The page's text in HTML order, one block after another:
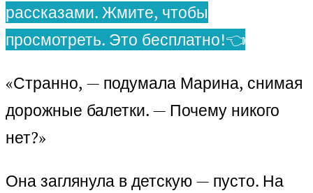
рассказами. Жмите, чтобы
просмотреть. Это бесплатно!👈
«Странно, — подумала Марина, снимая
дорожные балетки. — Почему никого
нет?»
Она заглянула в детскую — пусто. На